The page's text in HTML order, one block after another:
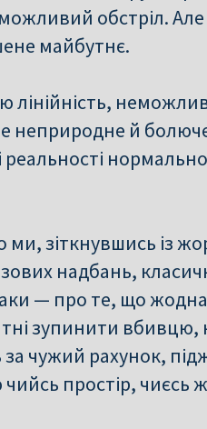
обстріл.
майбутнє.
лінійність,
неприродне й
реальності
зіткнувшись із
надбань,
— про те, що жодна
зупинити
чужий рахунок,
простір, чиєсь